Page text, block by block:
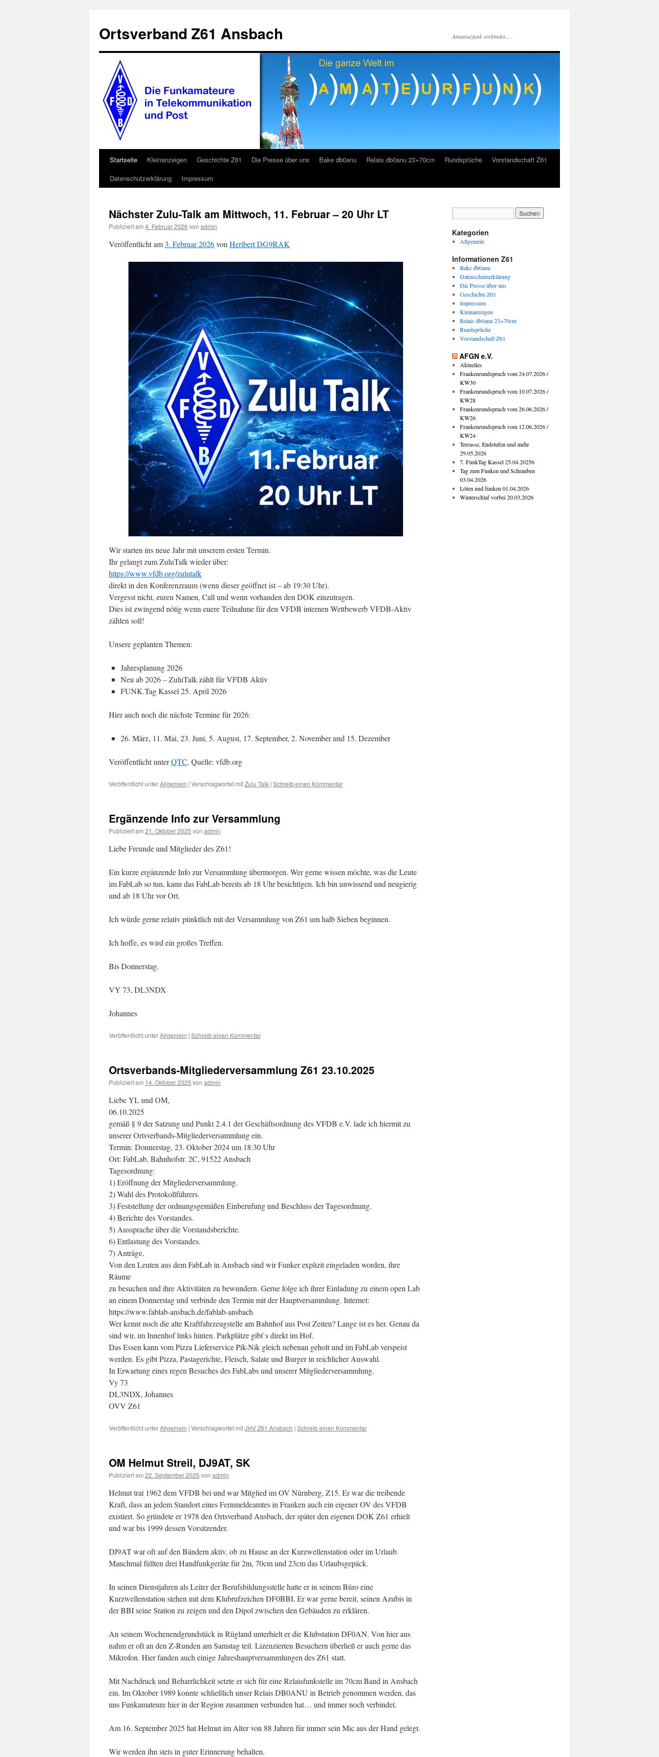
Ortsverband Z61 Ansbach Amateurfunk verbindet….
Zum
Inhalt
Startseite Kleinanzeigen Geschichte Z61 Die Presse über uns Bake db0anu Relais db0anu 23+70cm Rundsprüche
Vorstandschaft Z61
Datenschutzerklärung
Impressum
Nächster Zulu-Talk am Mittwoch, 11. Februar – 20 Uhr LT
Publiziert am 4. Februar 2026 von admin
Veröffentlicht am3. Februar 2026von Heribert DG9RAK
Wir starten ins neue Jahr mit unserem ersten Termin.
Ihr gelangt zum ZuluTalk wieder über:
https://www.vfdb.org/zulutalk
direkt in den Konferenzraum (wenn dieser geöffnet ist – ab 19:30 Uhr).
Vergesst nicht, euren Namen, Call und wenn vorhanden den DOK einzutragen.
Dies ist zwingend nötig wenn euere Teilnahme für den VFDB internen Wettbewerb VFDB-Aktiv
zählen soll!
Unsere geplanten Themen:
Jahresplanung 2026
Neu ab 2026 – ZuluTalk zählt für VFDB Aktiv
FUNK.Tag Kassel 25. April 2026
Hier auch noch die nächste Termine für 2026:
26. März, 11. Mai, 23. Juni, 5. August, 17. September, 2. November und 15. Dezember
Veröffentlicht unterQTC. Quelle: vfdb.org
Veröffentlicht unterAllgemein | Verschlagwortet mitZulu Talk | Schreib einen Kommentar
Ergänzende Info zur Versammlung
Publiziert am 21. Oktober 2025 von admin
Liebe Freunde und Mitglieder des Z61!
Ein kurze ergänzende Info zur Versammlung übermorgen. Wer gerne wissen möchte, was die Leute
im FabLab so tun, kann das FabLab bereits ab 18 Uhr besichtigen. Ich bin unwissend und neugierig
und ab 18 Uhr vor Ort.
Ich würde gerne relativ pünktlich mit der Versammlung von Z61 um halb Sieben beginnen.
Ich hoffe, es wird ein großes Treffen.
Bis Donnerstag.
VY 73, DL3NDX
Johannes
Veröffentlicht unterAllgemein | Schreib einen Kommentar
Ortsverbands-Mitgliederversammlung Z61 23.10.2025
Publiziert am 14. Oktober 2025 von admin
Liebe YL und OM,
06.10.2025
gemäß § 9 der Satzung und Punkt 2.4.1 der Geschäftsordnung des VFDB e.V. lade ich hiermit zu
unserer Ortsverbands-Mitgliederversammlung ein.
Termin: Donnerstag, 23. Oktober 2024 um 18:30 Uhr
Ort: FabLab, Bahnhofstr. 2C, 91522 Ansbach
Tagesordnung:
1) Eröffnung der Mitgliederversammlung.
2) Wahl des Protokollführers.
3) Feststellung der ordnungsgemäßen Einberufung und Beschluss der Tagesordnung.
4) Berichte des Vorstandes.
5) Aussprache über die Vorstandsberichte.
6) Entlastung des Vorstandes.
7) Anträge.
Von den Leuten aus dem FabLab in Ansbach sind wir Funker explizit eingeladen worden, ihre
Räume
zu besuchen und ihre Aktivitäten zu bewundern. Gerne folge ich ihrer Einladung zu einem open Lab
an einem Donnerstag und verbinde den Termin mit der Hauptversammlung. Internet:
https://www.fablab-ansbach.de/fablab-ansbach
Wer kennt noch die alte Kraftfahrzeugstelle am Bahnhof aus Post Zeiten? Lange ist es her. Genau da
sind wir, im Innenhof links hinten. Parkplätze gibt`s direkt im Hof.
Das Essen kann vom Pizza Lieferservice Pik-Nik gleich nebenan geholt und im FabLab verspeist
werden. Es gibt Pizza, Pastagerichte, Fleisch, Salate und Burger in reichlicher Auswahl.
In Erwartung eines regen Besuches des FabLabs und unserer Mitgliederversammlung.
Vy 73
DL3NDX, Johannes
OVV Z61
Veröffentlicht unterAllgemein | Verschlagwortet mitJHV Z61 Ansbach | Schreib einen Kommentar
OM Helmut Streil, DJ9AT, SK
Publiziert am 22. September 2025 von admin
Helmut trat 1962 dem VFDB bei und war Mitglied im OV Nürnberg, Z15. Er war die treibende
Kraft, dass an jedem Standort eines Fernmeldeamtes in Franken auch ein eigener OV des VFDB
existiert. So gründete er 1978 den Ortsverband Ansbach, der später den eigenen DOK Z61 erhielt
und war bis 1999 dessen Vorsitzender.
DJ9AT war oft auf den Bändern aktiv, ob zu Hause an der Kurzwellenstation oder im Urlaub.
Manchmal füllten drei Handfunkgeräte für 2m, 70cm und 23cm das Urlaubsgepäck.
In seinen Dienstjahren als Leiter der Berufsbildungsstelle hatte er in seinem Büro eine
Kurzwellenstation stehen mit dem Klubrufzeichen DF0BBI. Er war gerne bereit, seinen Azubis in
der BBI seine Station zu zeigen und den Dipol zwischen den Gebäuden zu erklären.
An seinem Wochenendgrundstück in Rügland unterhielt er die Klubstation DF0AN. Von hier aus
nahm er oft an den Z-Runden am Samstag teil. Lizenzierten Besuchern überließ er auch gerne das
Mikrofon. Hier fanden auch einige Jahreshauptversammlungen des Z61 statt.
Mit Nachdruck und Beharrlichkeit setzte er sich für eine Relaisfunkstelle im 70cm Band in Ansbach
ein. Im Oktober 1989 konnte schließlich unser Relais DB0ANU in Betrieb genommen werden, das
uns Funkamateure hier in der Region zusammen verbunden hat… und immer noch verbindet.
Am 16. September 2025 hat Helmut im Alter von 88 Jahren für immer sein Mic aus der Hand gelegt.
Wir werden ihn stets in guter Erinnerung behalten.
Kategorien
Allgemein
Informationen Z61
Bake db0anu
Datenschutzerklärung
Die Presse über uns
Geschichte Z61
Impressum
Kleinanzeigen
Relais db0anu 23+70cm
Rundsprüche
Vorstandschaft Z61
AFGN e.V.
Aktuelles
Frankenrundspruch vom 24.07.2026 /
KW30
Frankenrundspruch vom 10.07.2026 /
KW28
Frankenrundspruch vom 26.06.2026 /
KW26
Frankenrundspruch vom 12.06.2026 /
KW24
Terrasse, Endstufen und mehr
29.05.2026
7. FunkTag Kassel 25.04.20256
Tag zum Funken und Schrauben
03.04.2026
Löten und funken 01.04.2026
Winterschlaf vorbei 20.03.2026